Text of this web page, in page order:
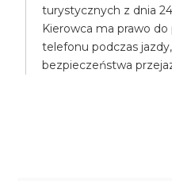
turystycznych z dnia
Kierowca ma prawo
telefonu podczas
bezpieczeństwa